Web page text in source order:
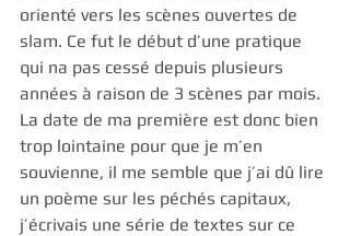
orienté vers les scènes ouvertes de
slam. Ce fut le début d’une pratique
qui na pas cessé depuis plusieurs
années à raison de 3 scènes par mois.
La date de ma première est donc bien
trop lointaine pour que je m’en
souvienne, il me semble que j’ai dû lire
un poème sur les péchés capitaux,
j’écrivais une série de textes sur ce